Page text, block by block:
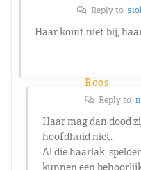
Reply to
Haar komt niet bij,
Roos
Reply to
Haar mag dan dood
hoofdhuid niet.
Al die haarlak,
kunnen een